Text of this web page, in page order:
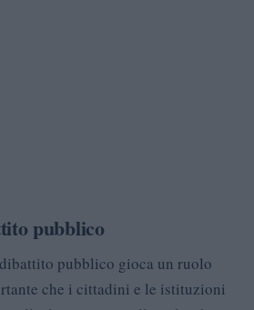
pubblico
pubblico gioca un ruolo
che i cittadini e le istituzioni